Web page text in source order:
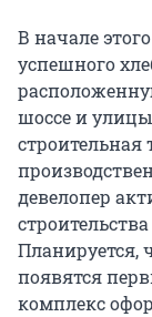
В начале
успешного
шоссе и улицы
строительная
девелопер
Планируется,
появятся
комплекс